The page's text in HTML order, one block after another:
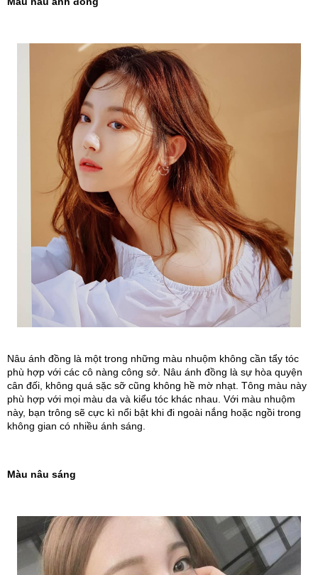
Nâu ánh đồng là một trong những màu nhuộm không cần tẩy tóc
phù hợp với các cô nàng công sở. Nâu ánh đồng là sự hòa quyện
cân đối, không quá sặc sỡ cũng không hề mờ nhạt. Tông màu này
phù hợp với mọi màu da và kiểu tóc khác nhau. Với màu nhuộm
này, bạn trông sẽ cực kì nổi bật khi đi ngoài nắng hoặc ngồi trong
không gian có nhiều ánh sáng.
Màu nâu sáng